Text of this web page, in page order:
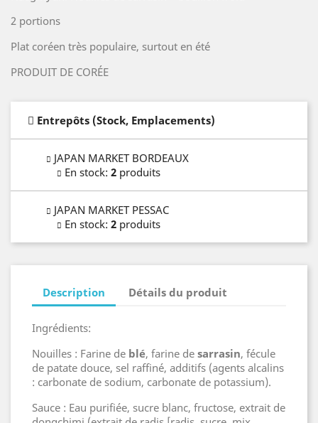
2 portions
Plat coréen très populaire, surtout en été
PRODUIT DE CORÉE
Entrepôts (Stock, Emplacements)
JAPAN MARKET BORDEAUX
En stock: 2 produits
JAPAN MARKET PESSAC
En stock: 2 produits
Description Détails du produit
Ingrédients:
Nouilles : Farine de blé, farine de sarrasin, fécule
de patate douce, sel raffiné, additifs (agents alcalins
: carbonate de sodium, carbonate de potassium).
Sauce : Eau purifiée, sucre blanc, fructose, extrait de